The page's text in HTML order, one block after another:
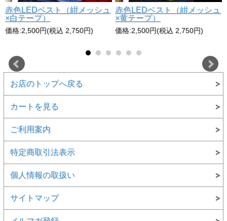
赤色LEDベスト（紺メッシュ
×白テープ）
価格:2,500円(税込 2,750円)
赤色LEDベスト（紺メッシュ
×黄テープ）
価格:2,500円(税込 2,750円)
お店のトップへ戻る
カートを見る
ご利用案内
特定商取引法表示
個人情報の取扱い
サイトマップ